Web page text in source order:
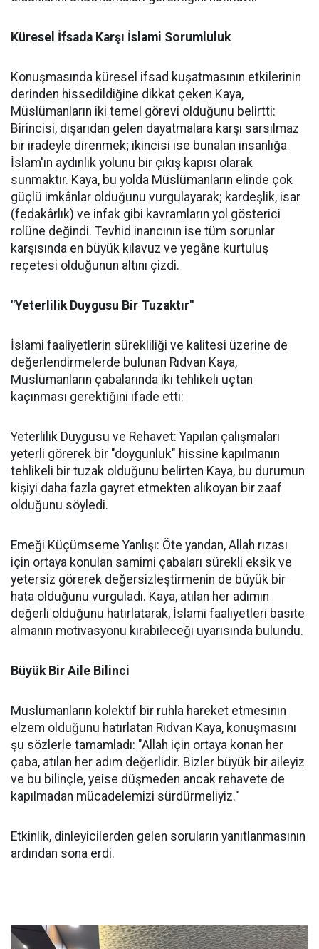
Küresel İfsada Karşı İslami Sorumluluk
Konuşmasında küresel ifsad kuşatmasının etkilerinin
derinden hissedildiğine dikkat çeken Kaya,
Müslümanların iki temel görevi olduğunu belirtti:
Birincisi, dışarıdan gelen dayatmalara karşı sarsılmaz
bir iradeyle direnmek; ikincisi ise bunalan insanlığa
İslam'ın aydınlık yolunu bir çıkış kapısı olarak
sunmaktır. Kaya, bu yolda Müslümanların elinde çok
güçlü imkânlar olduğunu vurgulayarak; kardeşlik, isar
(fedakârlık) ve infak gibi kavramların yol gösterici
rolüne değindi. Tevhid inancının ise tüm sorunlar
karşısında en büyük kılavuz ve yegâne kurtuluş
reçetesi olduğunun altını çizdi.
"Yeterlilik Duygusu Bir Tuzaktır"
İslami faaliyetlerin sürekliliği ve kalitesi üzerine de
değerlendirmelerde bulunan Rıdvan Kaya,
Müslümanların çabalarında iki tehlikeli uçtan
kaçınması gerektiğini ifade etti:
Yeterlilik Duygusu ve Rehavet: Yapılan çalışmaları
yeterli görerek bir "doygunluk" hissine kapılmanın
tehlikeli bir tuzak olduğunu belirten Kaya, bu durumun
kişiyi daha fazla gayret etmekten alıkoyan bir zaaf
olduğunu söyledi.
Emeği Küçümseme Yanlışı: Öte yandan, Allah rızası
için ortaya konulan samimi çabaları sürekli eksik ve
yetersiz görerek değersizleştirmenin de büyük bir
hata olduğunu vurguladı. Kaya, atılan her adımın
değerli olduğunu hatırlatarak, İslami faaliyetleri basite
almanın motivasyonu kırabileceği uyarısında bulundu.
Büyük Bir Aile Bilinci
Müslümanların kolektif bir ruhla hareket etmesinin
elzem olduğunu hatırlatan Rıdvan Kaya, konuşmasını
şu sözlerle tamamladı: "Allah için ortaya konan her
çaba, atılan her adım değerlidir. Bizler büyük bir aileyiz
ve bu bilinçle, yeise düşmeden ancak rehavete de
kapılmadan mücadelemizi sürdürmeliyiz."
Etkinlik, dinleyicilerden gelen soruların yanıtlanmasının
ardından sona erdi.